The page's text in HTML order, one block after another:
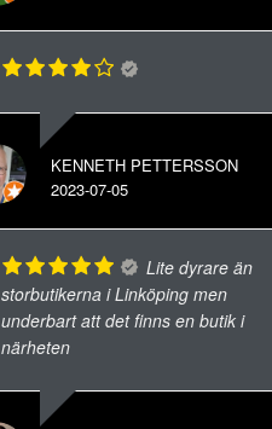
KENNETH PETTERSSON
2023-07-05
Lite dyrare än
storbutikerna i Linköping men
underbart att det finns en butik i
närheten